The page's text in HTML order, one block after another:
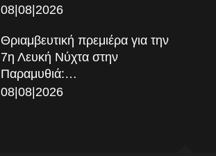
08|08|2026
Θριαμβευτική πρεμιέρα για την
7η Λευκή Νύχτα στην
Παραμυθιά:…
08|08|2026